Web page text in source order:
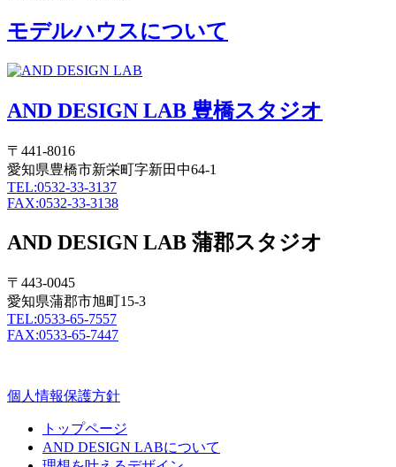
モデルハウスについて
AND DESIGN LAB 豊橋スタジオ
〒441-8016
愛知県豊橋市新栄町字新田中64-1
TEL:0532-33-3137
FAX:0532-33-3138
AND DESIGN LAB 蒲郡スタジオ
〒443-0045
愛知県蒲郡市旭町15-3
TEL:0533-65-7557
FAX:0533-65-7447
個人情報保護方針
トップページ
AND DESIGN LABについて